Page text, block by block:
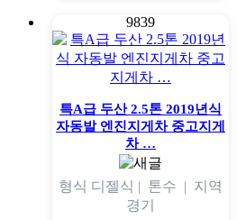
9839
특A급 두산 2.5톤 2019년식
자동발 엔진지게차 중고지게
차 …
형식 디젤식 | 톤수 | 지역
경기